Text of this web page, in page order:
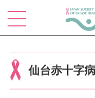
仙台赤十字